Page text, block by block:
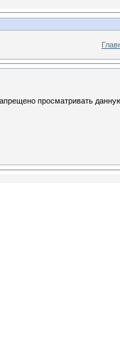
просматривать